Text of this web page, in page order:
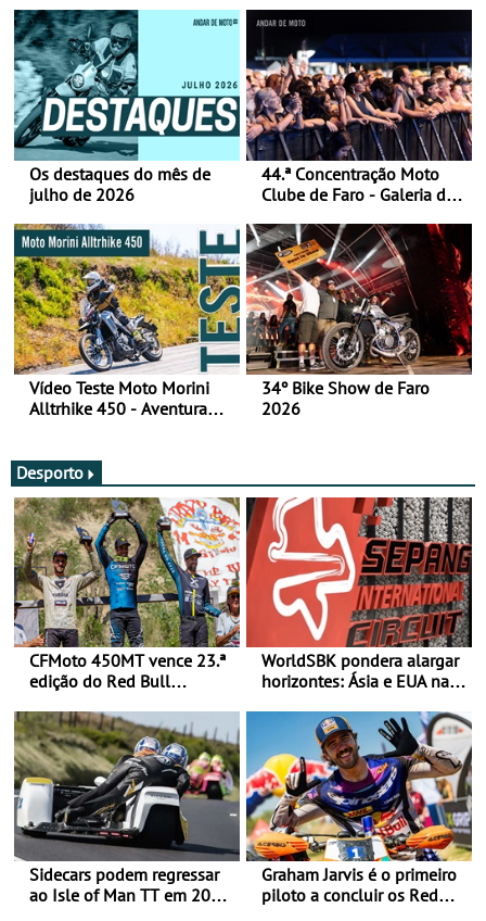
Os destaques do mês de
julho de 2026
44.ª Concentração Moto
Clube de Faro - Galeria de
Vídeo Teste Moto Morini
Alltrhike 450 - Aventura
34º Bike Show de Faro
2026
Desporto
CFMoto 450MT vence 23.ª
edição do Red Bull
Categorias Adventure -
Vitória na Ultimate, Core e
Lite
WorldSBK pondera alargar
horizontes: Ásia e EUA na
Sidecars podem regressar
ao Isle of Man TT em 2027
Graham Jarvis é o primeiro
piloto a concluir os Red